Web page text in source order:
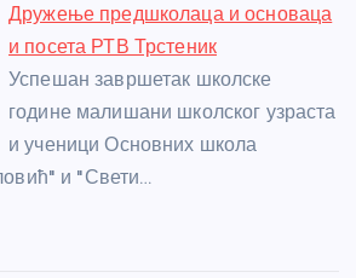
Дружење предшколаца и основаца
и посета РТВ Трстеник
Успешан завршетак школске
године малишани школског узраста
и ученици Основних школа
и "Свети…